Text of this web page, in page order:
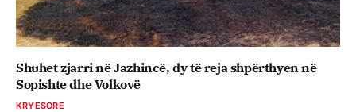
Shuhet zjarri në Jazhincë, dy të reja shpërthyen në
Sopishte dhe Volkovë
KRYESORE